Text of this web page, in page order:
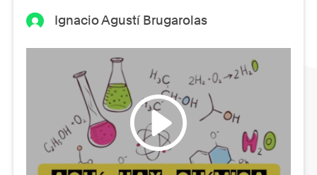
Ignacio Agustí Brugarolas